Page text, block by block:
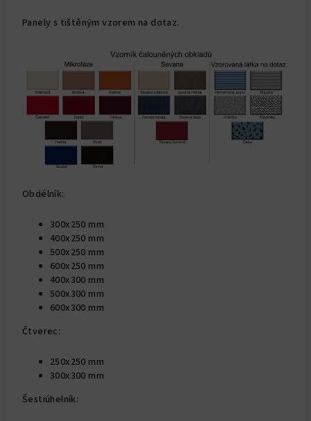
Panely s tištěným vzorem na dotaz.
Obdélník:
300x250 mm
400x250 mm
500x250 mm
600x250 mm
400x300 mm
500x300 mm
600x300 mm
Čtverec:
250x250 mm
300x300 mm
Šestiúhelník: